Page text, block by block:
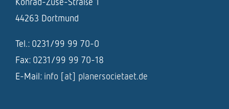
44263 Dortmund
Tel.: 0231/99 99 70-0
Fax: 0231/99 99 70-18
E-Mail: info [at] planersocietaet.de